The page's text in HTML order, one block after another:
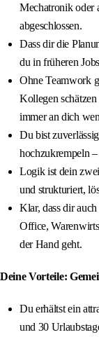
Mechatronik oder
abgeschlossen.
Dass dir die
du in früheren
Ohne Teamwork
Kollegen
immer an dich
Du bist
hochzukrempeln
Logik ist dein
und strukturiert,
Klar, dass dir
Office,
der Hand geht.
Deine Vorteile:
Du erhältst ein
und 30